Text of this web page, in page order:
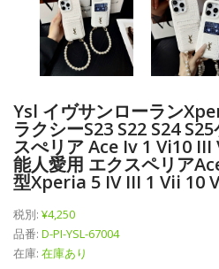
Ysl イヴサンローラン
ラクシーs23 S22 S24
スぺリア Ace Iv 1 Vi10
能人愛用 エクスペリア
型Xperia 5 IV III 1 Vii 10
税別: ¥4,250
品番: D-PI-YSL-67004
在庫: 在庫あり